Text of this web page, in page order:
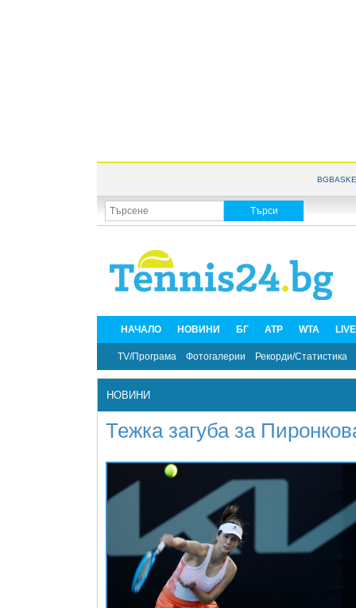
НАЧАЛО НОВИНИ БГ ATP WTA
TV/Програма Фотогалерии Рекорди/Статистика
НОВИНИ
Тежка загуба за